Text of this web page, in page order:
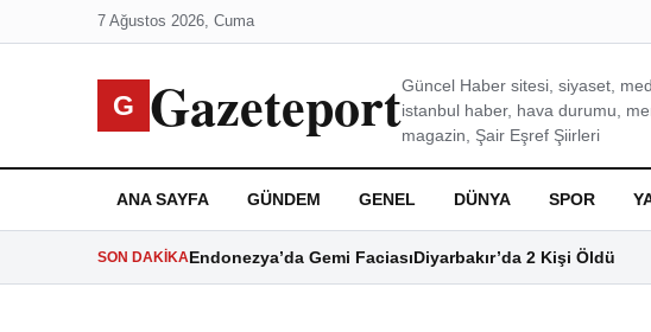
7 Ağustos 2026, Cuma
G GazeteportGüncel Haber sitesi, siyaset,
istanbul haber, hava durumu,
magazin, Şair Eşref Şiirleri
ANA SAYFA GÜNDEM GENEL DÜNYA SPOR
SON DAKIKAEndonezya’da Gemi FaciasıDiyarbakır’da 2 Kişi Öldü